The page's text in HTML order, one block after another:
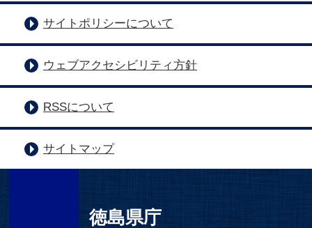
サイトポリシーについて
ウェブアクセシビリティ方針
RSSについて
サイトマップ
徳島県庁